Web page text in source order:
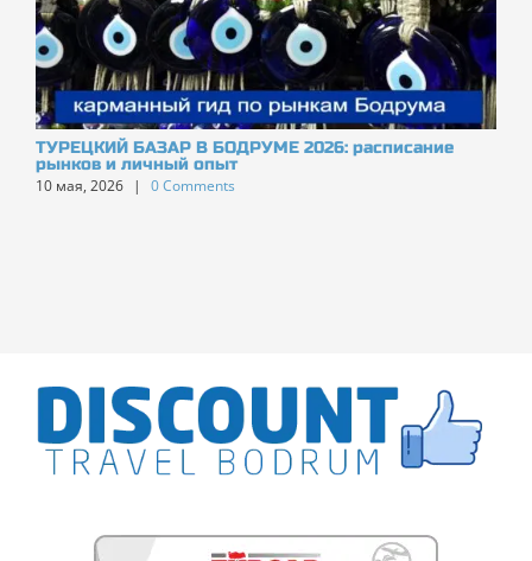
ТУРЕЦКИЙ БАЗАР В БОДРУМЕ 2026: расписание
рынков и личный опыт
10 мая, 2026
| 0 Comments